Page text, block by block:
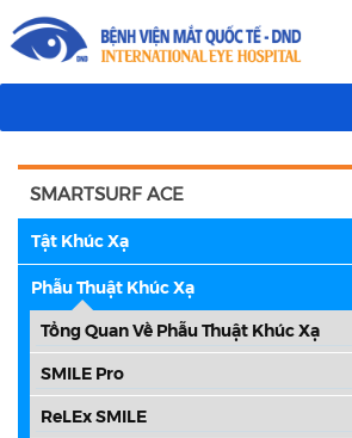
SMARTSURF ACE
Tật Khúc Xạ
Phẫu Thuật Khúc Xạ
Tổng Quan Về Phẫu Thuật Khúc Xạ
SMILE Pro
ReLEx SMILE